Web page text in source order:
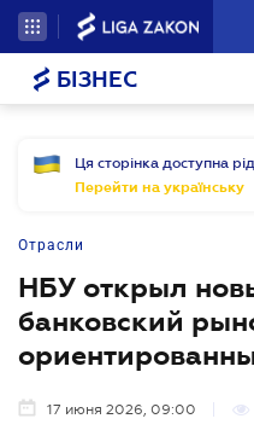
БІЗНЕС
Ця сторінка доступна
Перейти на українську
Отрасли
НБУ открыл
банковский
17 июня 2026, 09:00